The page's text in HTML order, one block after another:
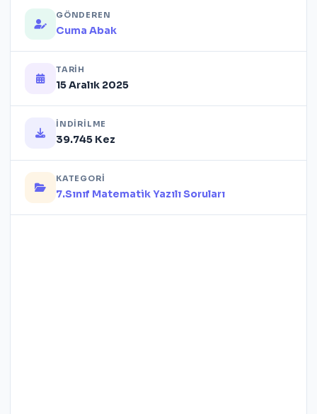
GÖNDEREN
Cuma Abak
TARIH
15 Aralık 2025
İNDIRILME
39.745 Kez
KATEGORI
7.Sınıf Matematik Yazılı Soruları